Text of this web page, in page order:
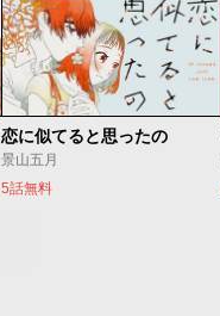
恋に似てると思ったの
景山五月
5話無料